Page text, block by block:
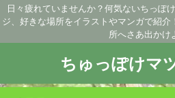
日々疲れていませんか？何気ないちっぽ
ジ、好きな場所をイラストやマンガで紹
所へさあ出かけ
ちゅっぽけマ